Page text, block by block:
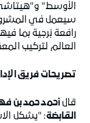
الأوسط" و"هيتاشي
رافعة بُرجية بما
العالم لتركيب
تصريحات فريق
قالأحمد حمد بن
القابضة: "يشكل